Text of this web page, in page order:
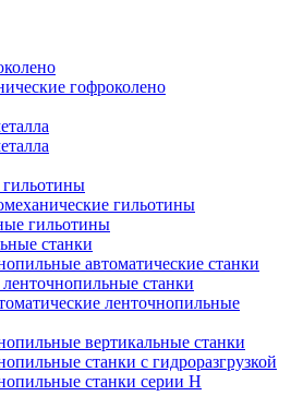
гофроколено
гильотины
гильотины
станки
автоматические станки
станки
ленточнопильные
вертикальные станки
станки с гидроразгрузкой
станки серии H